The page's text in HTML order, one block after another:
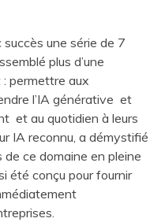
une série de 7
plus d’une
permettre aux
l’IA générative et
et au quotidien à leurs
IA reconnu, a démystifié
ce domaine en pleine
été conçu pour fournir